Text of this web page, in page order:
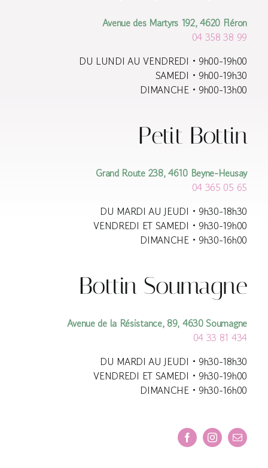
pageAvenue des Martyrs 192, 4620 Fléron
04 358 38 99
DU LUNDI AU VENDREDI • 9h00-19h00
SAMEDI • 9h00-19h30
DIMANCHE • 9h00-13h00
Petit Bottin
Grand Route 238, 4610 Beyne-Heusay
04 365 05 65
DU MARDI AU JEUDI • 9h30-18h30
VENDREDI ET SAMEDI • 9h30-19h00
DIMANCHE • 9h30-16h00
Bottin Soumagne
Avenue de la Résistance, 89, 4630 Soumagne
04 33 81 434
DU MARDI AU JEUDI • 9h30-18h30
VENDREDI ET SAMEDI • 9h30-19h00
DIMANCHE • 9h30-16h00